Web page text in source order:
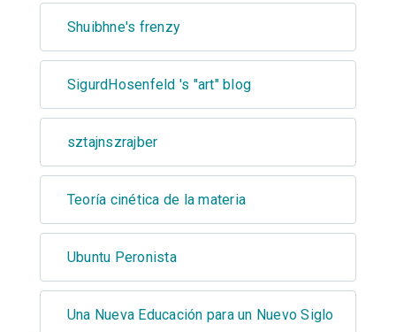
Shuibhne's frenzy
SigurdHosenfeld 's "art" blog
sztajnszrajber
Teoría cinética de la materia
Ubuntu Peronista
Una Nueva Educación para un Nuevo Siglo